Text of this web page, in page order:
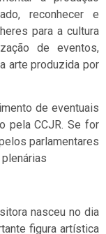
reconhecer e
para a cultura
de eventos,
arte produzida por
de eventuais
pela CCJR. Se for
parlamentares
nasceu no dia
figura artística